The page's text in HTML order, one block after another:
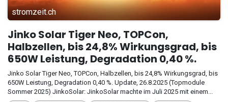
stromzeit.ch
Jinko Solar Tiger Neo, TOPCon,
Halbzellen, bis 24,8% Wirkungsgrad, bis
650W Leistung, Degradation 0,40 %.
Jinko Solar Tiger Neo, TOPCon, Halbzellen, bis 24,8% Wirkungsgrad, bis
650W Leistung, Degradation 0,40 %. Update, 26.8.2025 (Topmodule
Sommer 2025) JinkoSolar: JinkoSolar machte im Juli 2025 mit einem...